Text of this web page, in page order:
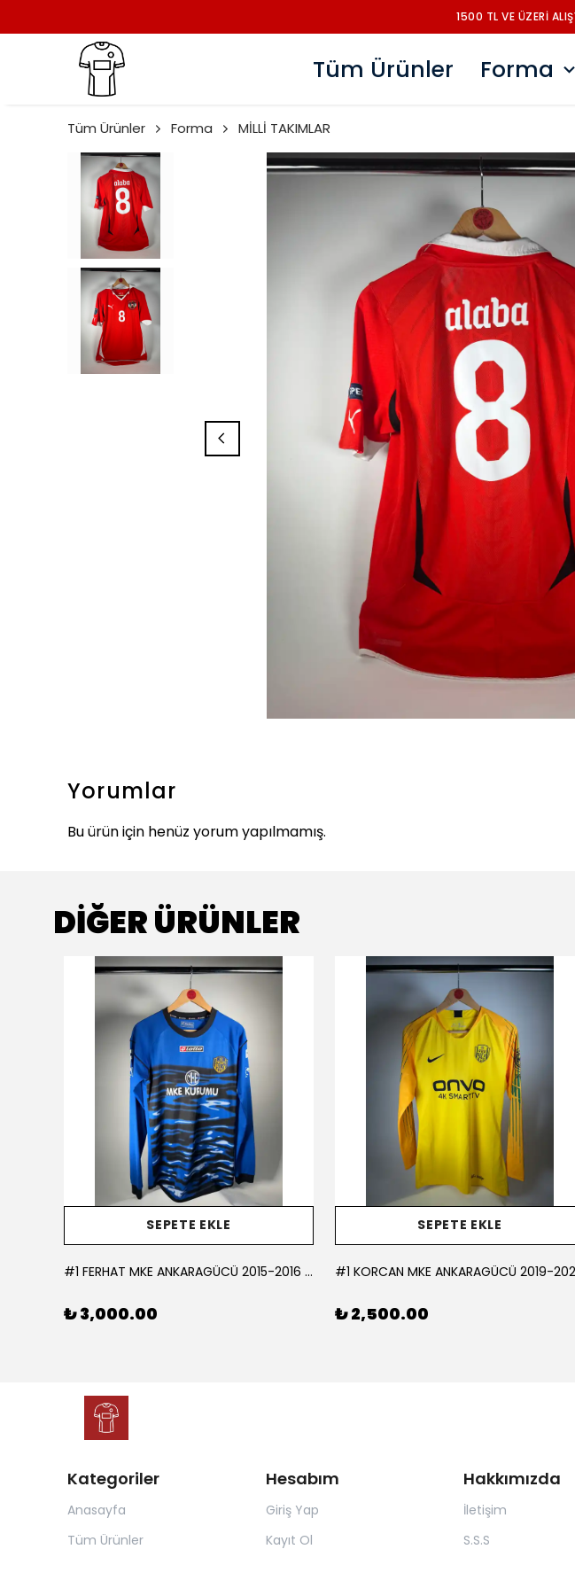
1500 TL VE ÜZERİ
Tüm Ürünler Forma
Tüm Ürünler Forma MİLLİ TAKIMLAR
Yorumlar
Bu ürün için henüz yorum yapılmamış.
DİĞER ÜRÜNLER
SEPETE EKLE
#1 FERHAT MKE ANKARAGÜCÜ 2015-2016 KALECİ - LARGE
₺ 3,000.00
SEPETE EKLE
₺ 2,500.00
Kategoriler
Anasayfa
Tüm Ürünler
Hesabım
Giriş Yap
Kayıt Ol
Hakkımızda
İletişim
S.S.S